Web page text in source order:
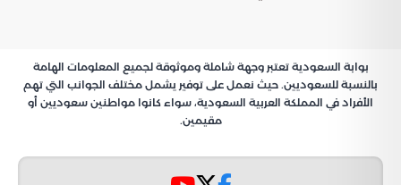
بوابة السعودية تعتبر وجهة شاملة وموثوقة لجميع المعلومات الهامة
بالنسبة للسعوديين. حيث نعمل على توفير يشمل مختلف الجوانب التي تهم
الأفراد في المملكة العربية السعودية، سواء كانوا مواطنين سعوديين أو
مقيمين.